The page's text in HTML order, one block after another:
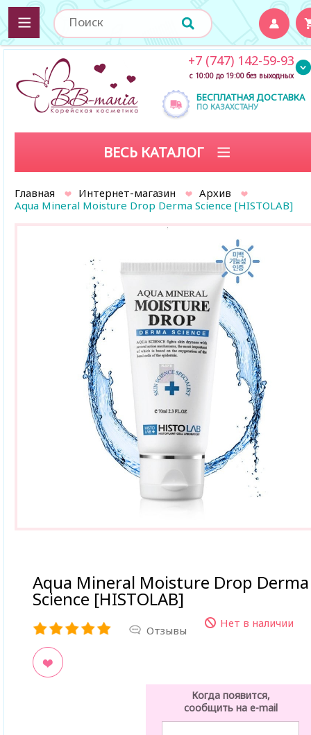
БЕСПЛАТНАЯ ДОСТАВКА
ПО КАЗАХСТАНУ
+7 (747) 142-59-93
с 10:00 до 19:00 без выходных
ВЕСЬ КАТАЛОГ
Главная Интернет-магазин
Архив
Aqua Mineral Moisture Drop Derma Science [HISTOLAB]
Aqua Mineral Moisture Drop Derma
Science [HISTOLAB]
Отзывы
Нет в наличии
Когда появится,
сообщить на e-mail